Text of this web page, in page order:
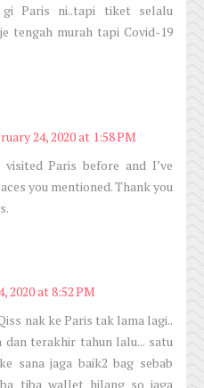
Paris ni..tapi tiket selalu
tengah murah tapi Covid-19
24, 2020 at 1:58 PM
visited Paris before and I’ve
you mentioned. Thank you
2020 at 8:52 PM
nak ke Paris tak lama lagi..
dan terakhir tahun lalu... satu
sana jaga baik2 bag sebab
tiba wallet hilang so jaga